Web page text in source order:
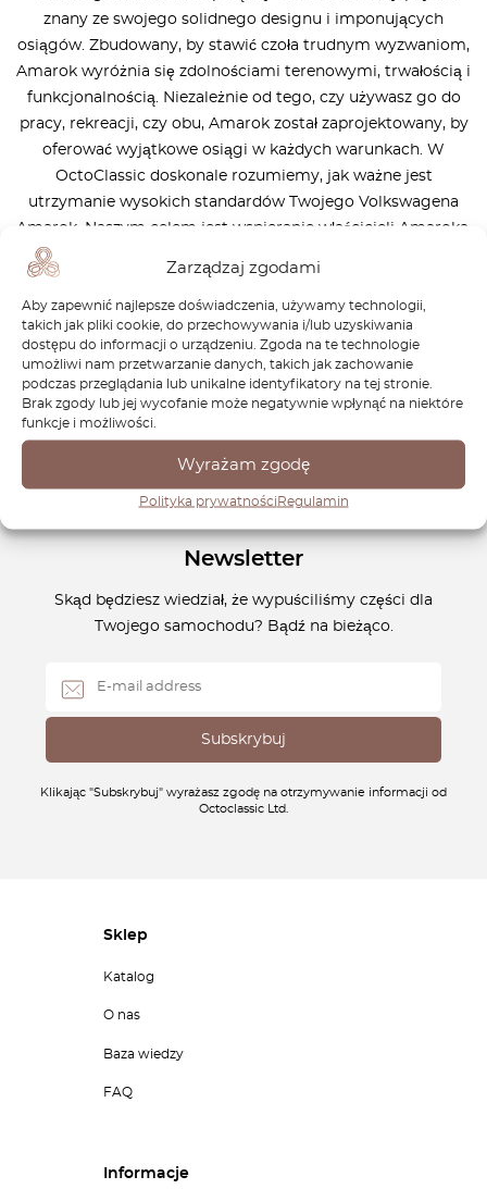
Zarządzaj zgodami
Aby zapewnić najlepsze doświadczenia, używamy technologii,
takich jak pliki cookie, do przechowywania i/lub uzyskiwania
dostępu do informacji o urządzeniu. Zgoda na te technologie
umożliwi nam przetwarzanie danych, takich jak zachowanie
podczas przeglądania lub unikalne identyfikatory na tej stronie.
Brak zgody lub jej wycofanie może negatywnie wpłynąć na niektóre
funkcje i możliwości.
Wyrażam zgodę
Polityka prywatności Regulamin
znany ze swojego solidnego designu i imponujących
osiągów. Zbudowany, by stawić czoła trudnym wyzwaniom,
Amarok wyróżnia się zdolnościami terenowymi, trwałością i
funkcjonalnością. Niezależnie od tego, czy używasz go do
pracy, rekreacji, czy obu, Amarok został zaprojektowany, by
oferować wyjątkowe osiągi w każdych warunkach. W
OctoClassic doskonale rozumiemy, jak ważne jest
utrzymanie wysokich standardów Twojego Volkswagena
Amarok. Naszym celem jest wspieranie właścicieli Amaroka,
oferując szeroką gamę wysokiej jakości części, które
pomogą Ci utrzymać pojazd w doskonałym stanie.
Niezależnie od tego, czy restaurujesz klasyczny model, czy
po prostu dbasz o regularną konserwację, jesteśmy tutaj,
aby dostarczyć Ci odpowiednie komponenty, które
zachowają niezawodność i moc Twojego pojazdu na długie
lata.
Newsletter
Skąd będziesz wiedział, że wypuściliśmy części dla
Twojego samochodu? Bądź na bieżąco.
Klikając "Subskrybuj" wyrażasz zgodę na otrzymywanie informacji od
Octoclassic Ltd.
Sklep
Katalog
O nas
Baza wiedzy
FAQ
Informacje